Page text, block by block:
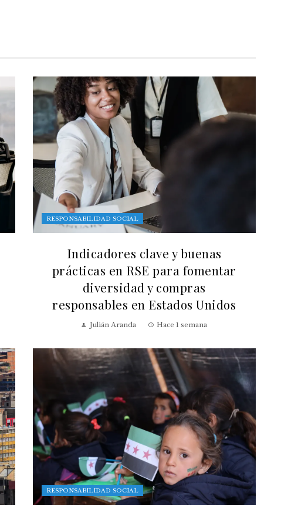
RESPONSABILIDAD SOCIAL
Indicadores clave y buenas
prácticas en RSE para fomentar
diversidad y compras
responsables en Estados Unidos
Julián Aranda Hace 1 semana
RESPONSABILIDAD SOCIAL